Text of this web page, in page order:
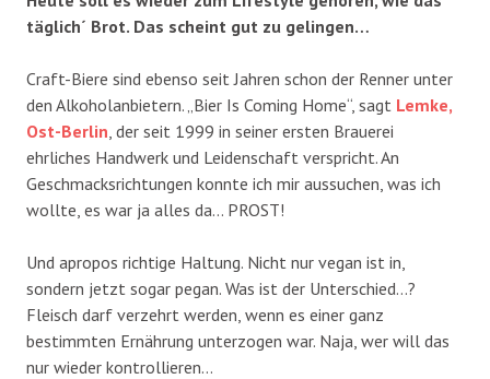
täglich´ Brot. Das scheint gut zu gelingen…
Craft-Biere sind ebenso seit Jahren schon der Renner unter
den Alkoholanbietern. „Bier Is Coming Home“, sagt Lemke,
Ost-Berlin , der seit 1999 in seiner ersten Brauerei
ehrliches Handwerk und Leidenschaft verspricht. An
Geschmacksrichtungen konnte ich mir aussuchen, was ich
wollte, es war ja alles da… PROST!
Und apropos richtige Haltung. Nicht nur vegan ist in,
sondern jetzt sogar pegan. Was ist der Unterschied…?
Fleisch darf verzehrt werden, wenn es einer ganz
bestimmten Ernährung unterzogen war. Naja, wer will das
nur wieder kontrollieren…